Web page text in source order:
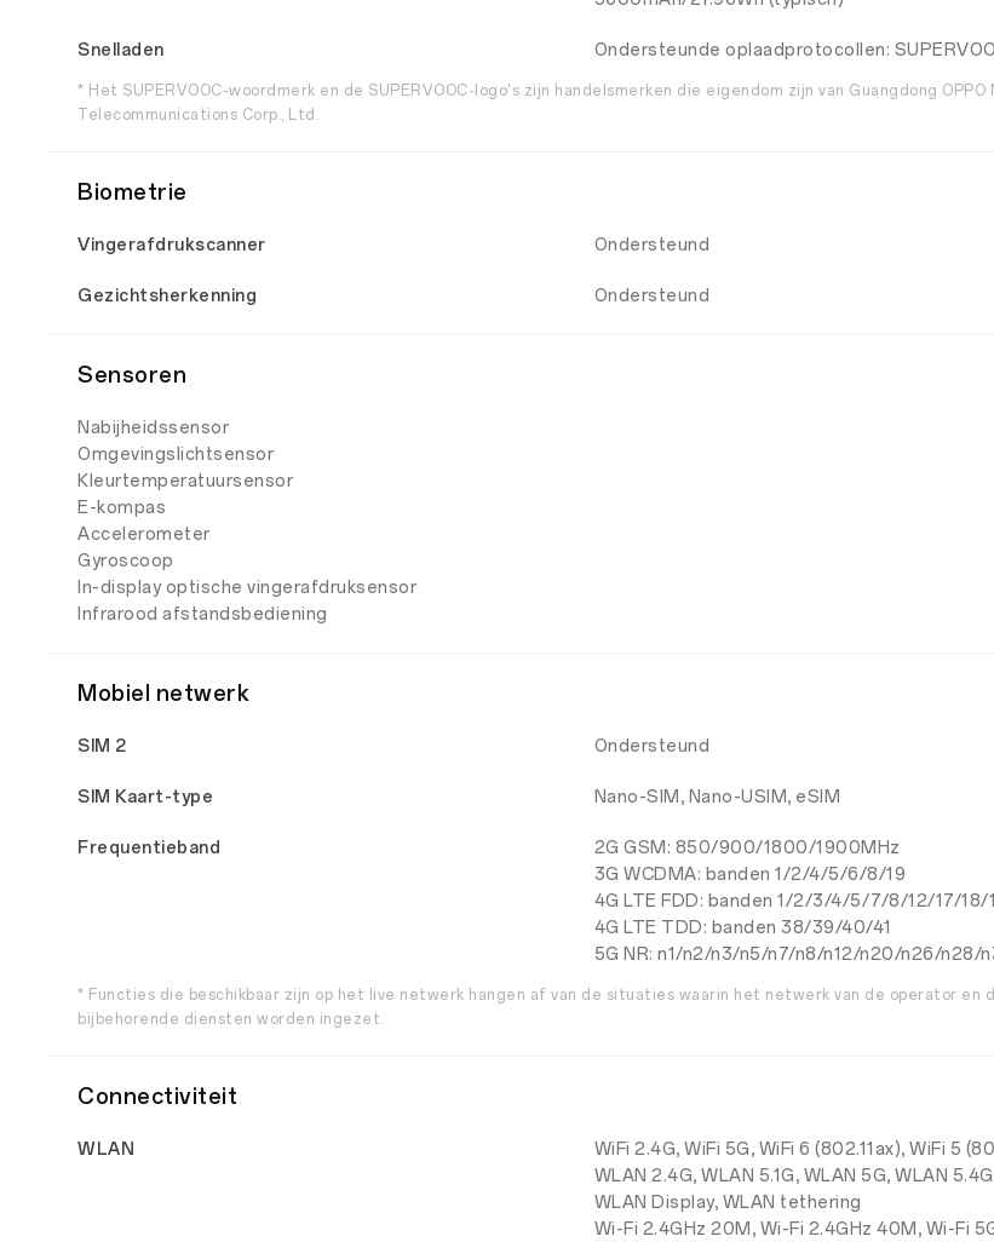
Snelladen Ondersteunde oplaadprotocollen:
* Het SUPERVOOC-woordmerk en de SUPERVOOC-logo's zijn handelsmerken die eigendom zijn van Guangdong OPPO
Telecommunications Corp., Ltd.
Biometrie
Vingerafdrukscanner Ondersteund
Gezichtsherkenning Ondersteund
Sensoren
Nabijheidssensor
Omgevingslichtsensor
Kleurtemperatuursensor
E-kompas
Accelerometer
Gyroscoop
In-display optische vingerafdruksensor
Infrarood afstandsbediening
Mobiel netwerk
SIM 2 Ondersteund
SIM Kaart-type Nano-SIM, Nano-USIM, eSIM
Frequentieband
2G GSM: 850/900/1800/1900MHz
3G WCDMA: banden 1/2/4/5/6/8/19
4G LTE FDD: banden 1/2/3/4/5/7/8/12/17/
4G LTE TDD: banden 38/39/40/41
5G NR: n1/n2/n3/n5/n7/n8/n12/n20/n26/n28/
* Functies die beschikbaar zijn op het live netwerk hangen af van de situaties waarin het netwerk van de operator en
bijbehorende diensten worden ingezet.
Connectiviteit
WLAN
WiFi 2.4G, WiFi 5G, WiFi 6 (802.11ax), WiFi 5
WLAN 2.4G, WLAN 5.1G, WLAN 5G, WLAN
WLAN Display, WLAN tethering
Wi-Fi 2.4GHz 20M, Wi-Fi 2.4GHz 40M, Wi-Fi